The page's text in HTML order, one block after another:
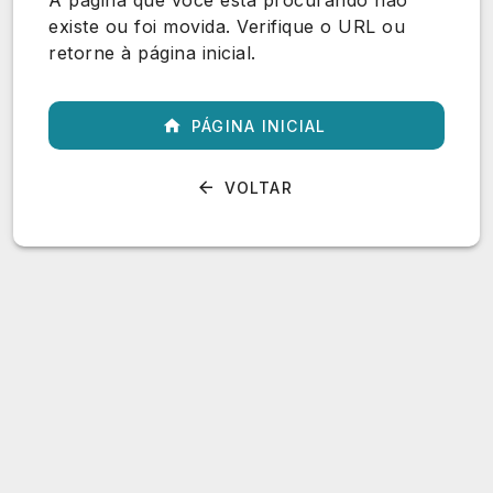
existe ou foi movida. Verifique o URL ou
retorne à página inicial.
PÁGINA INICIAL
VOLTAR